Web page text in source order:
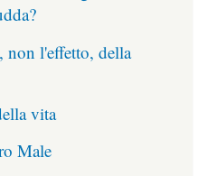
non l'effetto, della
vita
Male